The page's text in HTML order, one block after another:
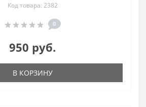
Код товара: 2382
0
950 руб.
В КОРЗИНУ